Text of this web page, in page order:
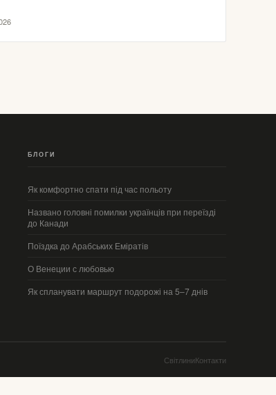
БЛОГИ
Як комфортно спати під час польоту
Названо головні помилки українців при переїзді
до Канади
Поїздка до Арабських Еміратів
О Венеции с любовью
Як спланувати маршрут подорожі на 5–7 днів
СвітлиниКонтакти